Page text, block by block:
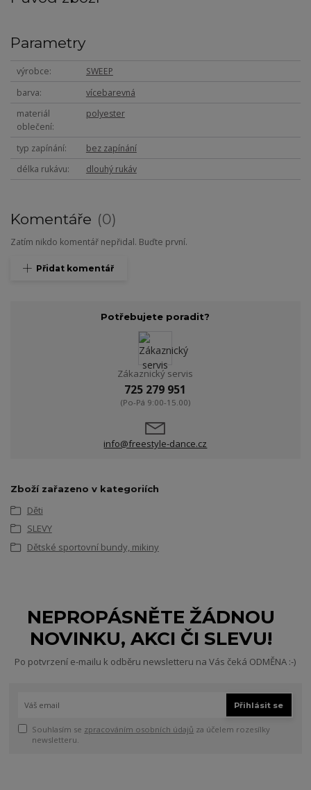
Parametry
výrobce
SWEEP
barva
vícebarevná
materiál
oblečení
polyester
typ zapínání
bez zapínání
délka rukávu
dlouhý rukáv
Komentáře 0
Zatím nikdo komentář nepřidal. Buďte první.
Přidat komentář
Potřebujete poradit?
Zákaznický servis
725 279 951
(Po-Pá 9:00-15.00)
info@freestyle-dance.cz
Zboží zařazeno v kategoriích
Děti
SLEVY
Dětské sportovní bundy, mikiny
NEPROPÁSNĚTE ŽÁDNOU
NOVINKU, AKCI ČI SLEVU!
Po potvrzení e-mailu k odběru newsletteru na Vás čeká ODMĚNA :-)
Přihlásit se
Souhlasím se zpracováním osobních údajů za účelem rozesílky
newsletteru.